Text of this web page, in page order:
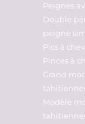
Peignes
Double
peigne
Pics à
Pinces à
Grand
Modèle